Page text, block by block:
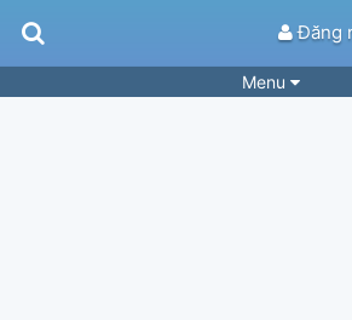
Đăng
Menu